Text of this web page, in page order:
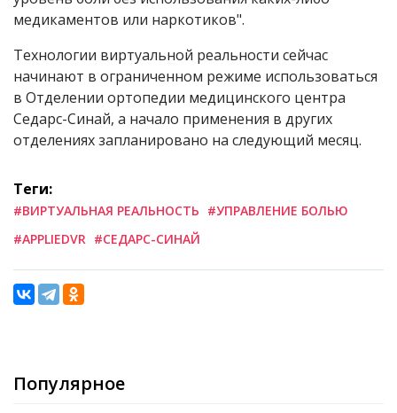
медикаментов или наркотиков".
Технологии виртуальной реальности сейчас
начинают в ограниченном режиме использоваться
в Отделении ортопедии медицинского центра
Седарс-Синай, а начало применения в других
отделениях запланировано на следующий месяц.
Теги:
#ВИРТУАЛЬНАЯ РЕАЛЬНОСТЬ #УПРАВЛЕНИЕ БОЛЬЮ
#APPLIEDVR #СЕДАРС-СИНАЙ
Популярное